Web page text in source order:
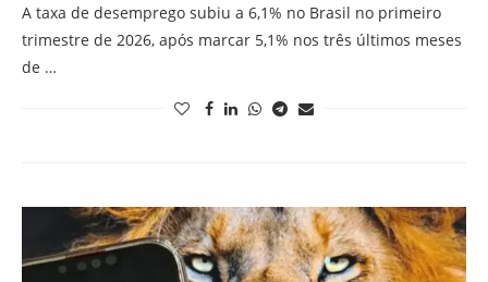
A taxa de desemprego subiu a 6,1% no Brasil no primeiro
trimestre de 2026, após marcar 5,1% nos três últimos meses
de …